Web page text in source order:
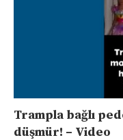
Trampla bağlı
düşmür! – Video